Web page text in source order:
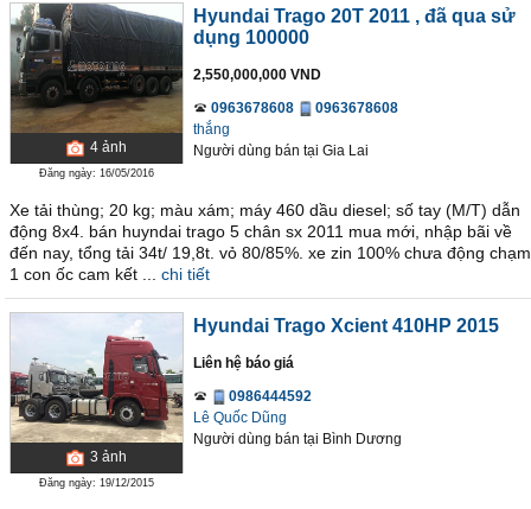
4 ảnh
Đăng ngày: 16/05/2016
Hyundai Trago 20T 2011 , đã qua sử
dụng 100000
2,550,000,000 VND
0963678608
0963678608
thắng
Người dùng bán tại Gia Lai
Xe tải thùng; 20 kg; màu xám; máy 460 dầu diesel; số tay (M/T) dẫn
động 8x4. bán huyndai trago 5 chân sx 2011 mua mới, nhập bãi về
đến nay, tổng tải 34t/ 19,8t. vỏ 80/85%. xe zin 100% chưa động chạm
1 con ốc cam kết ...
chi tiết
3 ảnh
Đăng ngày: 19/12/2015
Hyundai Trago Xcient 410HP 2015
Liên hệ báo giá
0986444592
Lê Quốc Dũng
Người dùng bán tại Bình Dương